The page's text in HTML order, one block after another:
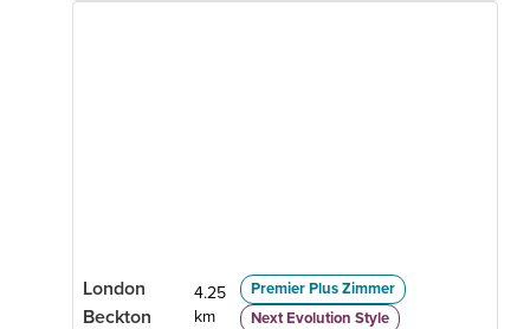
London
Beckton
4.25
km
Premier Plus Zimmer
Next Evolution Style